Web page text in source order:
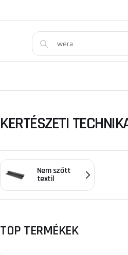
KERTÉSZETI
Nem szőtt
textil
TOP TERMÉKEK